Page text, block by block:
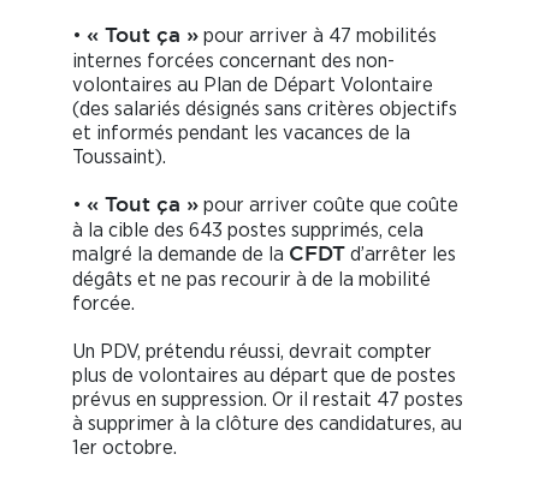
• « Tout ça » pour arriver à 47 mobilités
internes forcées concernant des non-
volontaires au Plan de Départ Volontaire
(des salariés désignés sans critères objectifs
et informés pendant les vacances de la
Toussaint).
• « Tout ça » pour arriver coûte que coûte
à la cible des 643 postes supprimés, cela
malgré la demande de la CFDT
d’arrêter les
dégâts et ne pas recourir à de la mobilité
forcée.
Un PDV, prétendu réussi, devrait compter
plus de volontaires au départ que de postes
prévus en suppression. Or il restait 47 postes
à supprimer à la clôture des candidatures, au
1er octobre.